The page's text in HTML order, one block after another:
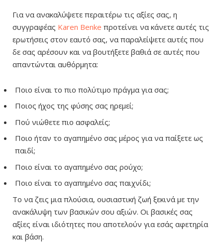
Για να ανακαλύψετε περαιτέρω τις αξίες σας, η
συγγραφέας Karen Benke προτείνει να κάνετε αυτές τις
ερωτήσεις στον εαυτό σας, να παραλείψετε αυτές που
δε σας αρέσουν και να βουτήξετε βαθιά σε αυτές που
απαντώνται αυθόρμητα:
Ποιο είναι το πιο πολύτιμο πράγμα για σας;
Ποιος ήχος της φύσης σας ηρεμεί;
Πού νιώθετε πιο ασφαλείς;
Ποιο ήταν το αγαπημένο σας μέρος για να παίξετε ως
παιδί;
Ποιο είναι το αγαπημένο σας ρούχο;
Ποιο είναι το αγαπημένο σας παιχνίδι;
Το να ζεις μια πλούσια, ουσιαστική ζωή ξεκινά με την
ανακάλυψη των βασικών σου αξιών. Οι βασικές σας
αξίες είναι ιδιότητες που αποτελούν για εσάς αφετηρία
και βάση.